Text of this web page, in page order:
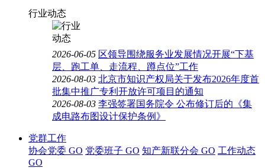
行业动态
2026-06-05 区领导围绕服务业发展情况开展“下基
层、跑工单、走流程、蹲点位”工作
2026-08-03 北京市知识产权局关于发布2026年度首
批集中推广专利开放许可项目的通知
2026-08-03 李强签署国务院令 公布修订后的《集
成电路布图设计保护条例》
党群工作
协会党委 GO 党委班子 GO 知产新联分会 GO 工作动态
GO